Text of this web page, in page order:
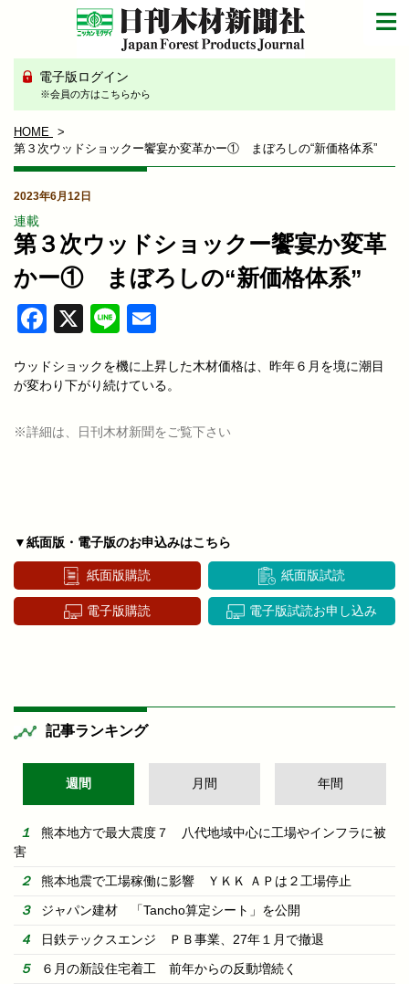
電子版ログイン
※会員の方はこちらから
HOME
第３次ウッドショックー饗宴か変革かー① まぼろしの“新価格体系”
2023年6月12日
連載
第３次ウッドショックー饗宴か変革
かー① まぼろしの“新価格体系”
Facebook
X Line
ウッドショックを機に上昇した木材価格は、昨年６月を境に潮目
が変わり下がり続けている。
※詳細は、日刊木材新聞をご覧下さい
▼紙面版・電子版のお申込みはこちら
紙面版購読 紙面版試読
電子版購読 電子版試読お申し込み
記事ランキング
週間 月間 年間
熊本地方で最大震度７ 八代地域中心に工場やインフラに被
害
熊本地震で工場稼働に影響 ＹＫＫ ＡＰは２工場停止
ジャパン建材 「Tancho算定シート」を公開
日鉄テックスエンジ ＰＢ事業、27年１月で撤退
６月の新設住宅着工 前年からの反動増続く